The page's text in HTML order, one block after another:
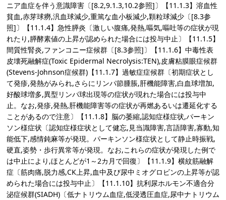
ニア血症を伴う意識障害〔[8.2,9.1.3,10.2参照]〕【11.1.3】溶血性
貧血,赤芽球癆,汎血球減少,重篤な血小板減少,顆粒球減少〔[8.3参
照]〕【11.1.4】急性膵炎〔激しい腹痛,発熱,嘔気,嘔吐等の症状が現
れたり,膵酵素値の上昇が認められた場合には投与中止〕【11.1.5】
間質性腎炎,ファンコニー症候群〔[8.3参照]〕【11.1.6】中毒性表
皮壊死融解症(Toxic Epidermal Necrolysis:TEN),皮膚粘膜眼症候群
(Stevens-Johnson症候群)【11.1.7】過敏症症候群〔初期症状とし
て発疹,発熱がみられ,さらにリンパ節腫脹,肝機能障害,白血球増加,
好酸球増多,異型リンパ球出現等の症状が現れた場合には投与中
止。なお,発疹,発熱,肝機能障害等の症状が再燃あるいは遷延化する
ことがあるので注意〕【11.1.8】脳の萎縮,認知症様症状,パーキン
ソン様症状〔認知症様症状として健忘,見当識障害,言語障害,寡動,知
能低下,感情鈍麻等が発現。パーキンソン様症状として静止時振戦,
硬直,姿勢・歩行異常等が発現。なお,これらの症状が発現した例で
は中止により,ほとんどが1～2カ月で回復〕【11.1.9】横紋筋融解
症〔筋肉痛,脱力感,CK上昇,血中及び尿中ミオグロビンの上昇等が認
められた場合には投与中止〕【11.1.10】抗利尿ホルモン不適合分
泌症候群(SIADH)〔低ナトリウム血症,低浸透圧血症,尿中ナトリウム